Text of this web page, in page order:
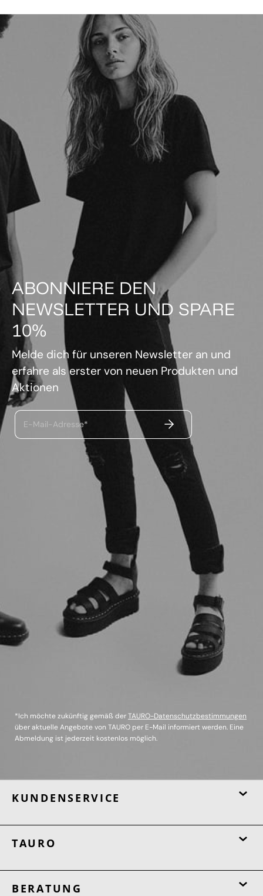
ABONNIERE DEN
NEWSLETTER UND SPARE
10%
Melde dich für unseren Newsletter an und
erfahre als erster von neuen Produkten und
Aktionen
E-Mail-Adresse* ABSENDEN
*Ich möchte zukünftig gemäß derTAURO-Datenschutzbestimmungen
über aktuelle Angebote von TAURO per E-Mail informiert werden. Eine
Abmeldung ist jederzeit kostenlos möglich.
KUNDENSERVICE
TAURO
BERATUNG